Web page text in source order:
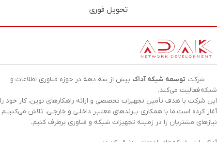
تحویل فوری
شرکت توسعه شبکه آداک بیش از سه دهه در حوزه فناوری اطلاعات و
شبکهفعالیت می‌کند.
این شرکت با هدف تأمین تجهیزات تخصصی و ارائه راهکارهای نوین، کار خود را
آغاز کرده است.ما با همکاری بــرندهای معتبـر داخلـی و خارجـی، تلاش می‌کنیــم
نیازهای مشتریان را در زمینه تجهیزات شبکه و فناوری برطرف کنیم.